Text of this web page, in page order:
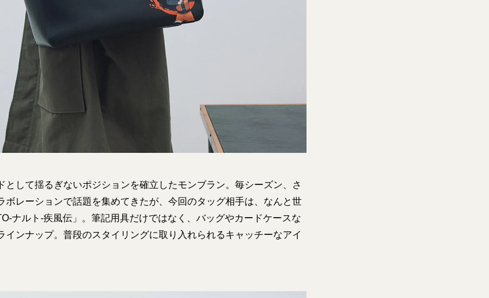
として揺るぎないポジションを確立したモンブラン。毎シーズン、さ
ボレーションで話題を集めてきたが、今回のタッグ相手は、なんと世
ナルト-疾風伝」。筆記用具だけではなく、バッグやカードケースな
インナップ。普段のスタイリングに取り入れられるキャッチーなアイ